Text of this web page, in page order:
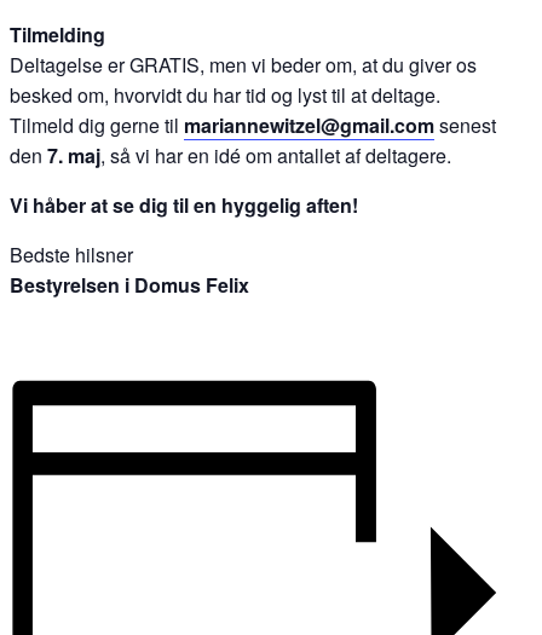
Tilmelding
Deltagelse er GRATIS, men vi beder om, at du giver os
besked om, hvorvidt du har tid og lyst til at deltage.
Tilmeld dig gerne til mariannewitzel@gmail.comsenest
den 7. maj, så vi har en idé om antallet af deltagere.
Vi håber at se dig til en hyggelig aften!
Bedste hilsner
Bestyrelsen i Domus Felix